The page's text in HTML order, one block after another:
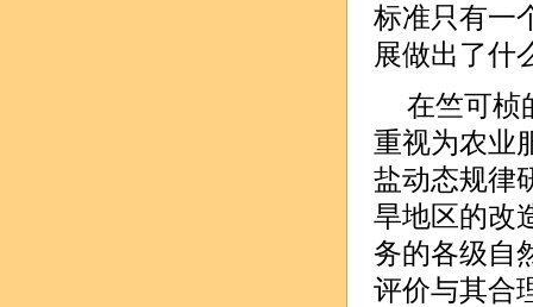
标准只有一
展做出了什
在竺可桢
重视为农业
盐动态规律
旱地区的改
务的各级自
评价与其合